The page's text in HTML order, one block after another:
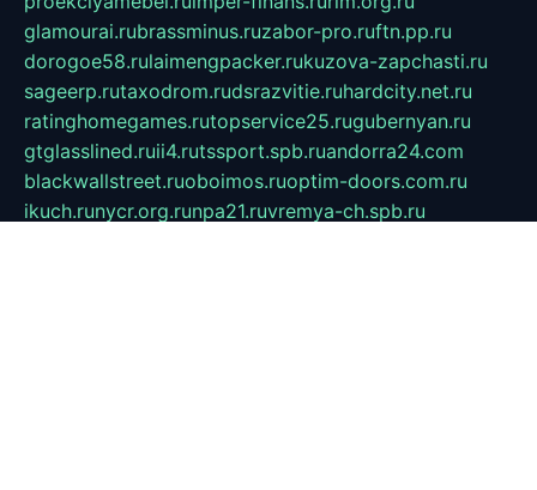
glamourai.rubrassminus.ruzabor-pro.ruftn.pp.ru
dorogoe58.rulaimengpacker.rukuzova-zapchasti.ru
sageerp.rutaxodrom.rudsrazvitie.ruhardcity.net.ru
ratinghomegames.rutopservice25.rugubernyan.ru
gtglasslined.ruii4.rutssport.spb.ruandorra24.com
blackwallstreet.ruoboimos.ruoptim-doors.com.ru
ikuch.runycr.org.runpa21.ruvremya-ch.spb.ru